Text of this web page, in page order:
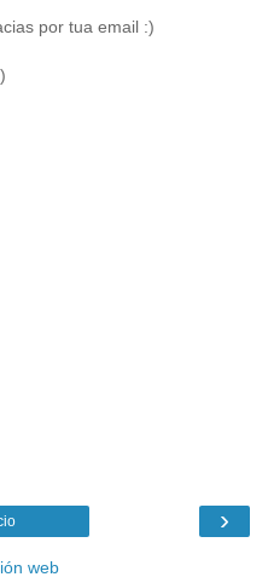
por tua email :)
›
web